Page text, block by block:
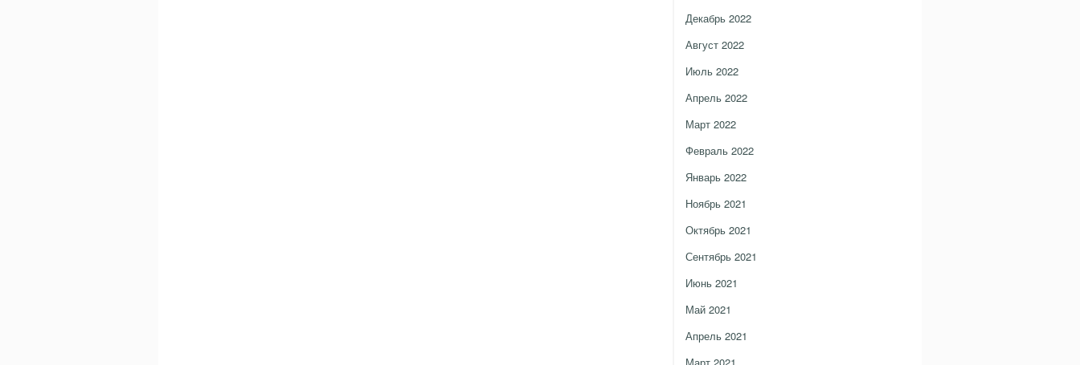
Декабрь 2022
Август 2022
Июль 2022
Апрель 2022
Март 2022
Февраль 2022
Январь 2022
Ноябрь 2021
Октябрь 2021
Сентябрь 2021
Июнь 2021
Май 2021
Апрель 2021